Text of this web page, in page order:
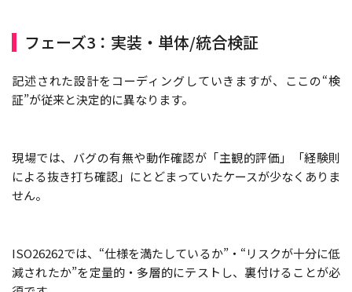
フェーズ3：実装・単体/統合検証
記述された設計をコーディングしていきますが、ここの“検
証”が従来と決定的に異なります。
現場では、バグの有無や動作確認が「主観的評価」「経験則
による抜き打ち確認」にとどまっていたケースが少なくありま
せん。
ISO26262では、“仕様を満たしているか”・“リスクが十分に低
減されたか”を定量的・多層的にテストし、裏付けることが必